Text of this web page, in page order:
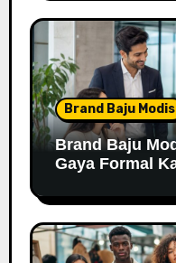
Brand Baju Modis
Brand Baju
Gaya Formal